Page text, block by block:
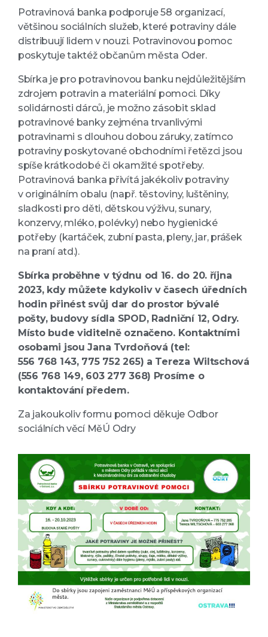
Potravinová banka podporuje 58 organizací,
většinou sociálních služeb, které potraviny dále
distribuují lidem v nouzi. Potravinovou pomoc
poskytuje taktéž občanům města Oder.
Sbírka je pro potravinovou banku nejdůležitějším
zdrojem potravin a materiální pomoci. Díky
solidárnosti dárců, je možno zásobit sklad
potravinové banky zejména trvanlivými
potravinami s dlouhou dobou záruky, zatímco
potraviny poskytované obchodními řetězci jsou
spíše krátkodobé či okamžité spotřeby.
Potravinová banka přivítá jakékoliv potraviny
v originálním obalu (např. těstoviny, luštěniny,
sladkosti pro děti, dětskou výživu, sunary,
konzervy, mléko, polévky) nebo hygienické
potřeby (kartáček, zubní pasta, pleny, jar, prášek
na praní atd.).
Sbírka proběhne v týdnu od 16. do 20. října
2023, kdy můžete kdykoliv v časech úředních
hodin přinést svůj dar do prostor bývalé
pošty, budovy sídla SPOD, Radniční 12, Odry.
Místo bude viditelně označeno. Kontaktními
osobami jsou Jana Tvrdoňová (tel:
556 768 143, 775 752 265) a Tereza Wiltschová
(556 768 149, 603 277 368) Prosíme o
kontaktování předem.
Za jakoukoliv formu pomoci děkuje Odbor
sociálních věcí MěÚ Odry